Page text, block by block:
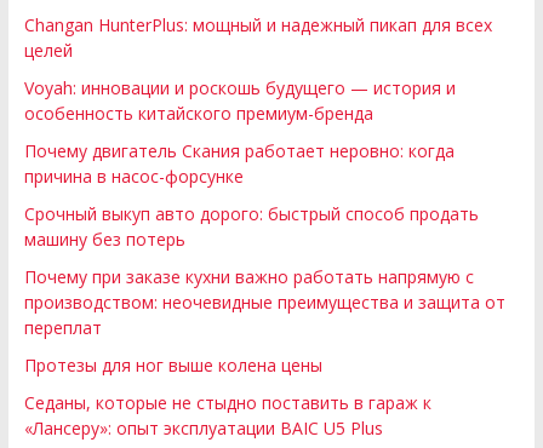
Changan HunterPlus: мощный и надежный пикап для всех
целей
Voyah: инновации и роскошь будущего — история и
особенность китайского премиум-бренда
Почему двигатель Скания работает неровно: когда
причина в насос-форсунке
Срочный выкуп авто дорого: быстрый способ продать
машину без потерь
Почему при заказе кухни важно работать напрямую с
производством: неочевидные преимущества и защита от
переплат
Протезы для ног выше колена цены
Седаны, которые не стыдно поставить в гараж к
«Лансеру»: опыт эксплуатации BAIC U5 Plus